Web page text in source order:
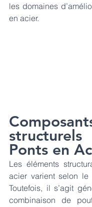
les domaines
en acier.
Ponts en
Les éléments
acier varient selon
Toutefois, il s’agit
combinaison de